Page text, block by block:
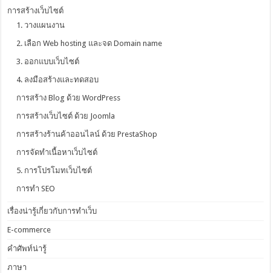
การสร้างเว็บไซต์
1. วางแผนงาน
2. เลือก Web hosting และจด Domain name
3. ออกแบบเว็บไซต์
4. ลงมือสร้างและทดสอบ
การสร้าง Blog ด้วย WordPress
การสร้างเว็บไซต์ ด้วย Joomla
การสร้างร้านค้าออนไลน์ ด้วย PrestaShop
การจัดทำเนื้อหาเว็บไซต์
5. การโปรโมทเว็บไซต์
การทำ SEO
เรื่องน่ารู้เกี่ยวกับการทำเว็บ
E-commerce
คำศัพท์น่ารู้
ภาษา